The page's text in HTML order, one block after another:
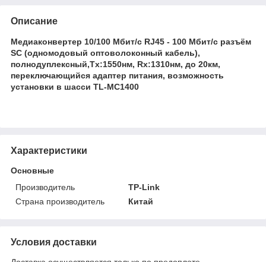
Описание
Медиаконвертер 10/100 Мбит/с RJ45 - 100 Мбит/с разъём
SC (одномодовый оптоволоконный кабель),
полнодуплексный,Tx:1550нм, Rx:1310нм, до 20км,
переключающийся адаптер питания, возможность
установки в шасси TL-MC1400
Характеристики
Основные
Производитель
TP-Link
Страна производитель
Китай
Условия доставки